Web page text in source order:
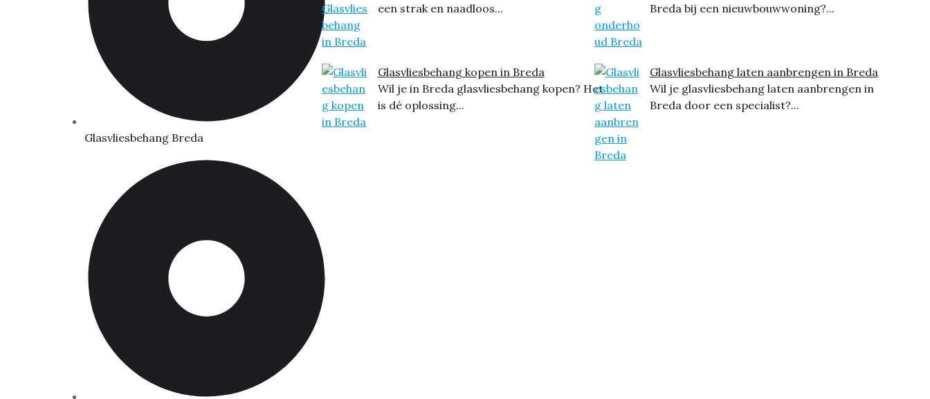
Glasvliesbehang Breda
een strak en naadloos...
Glasvliesbehang kopen in Breda
Wil je in Breda glasvliesbehang kopen? Het
is dé oplossing...
Breda bij een nieuwbouwwoning?...
Glasvliesbehang laten aanbrengen in Breda
Wil je glasvliesbehang laten aanbrengen in
Breda door een specialist?...